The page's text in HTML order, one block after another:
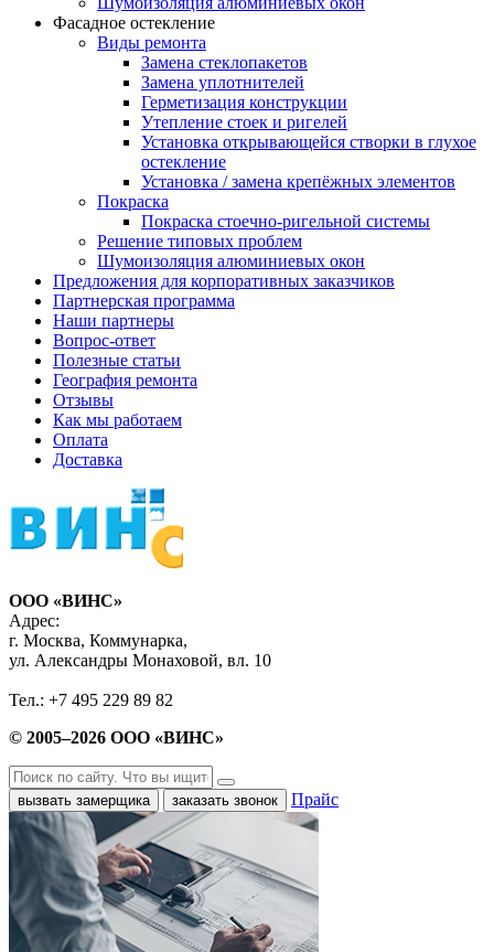
Фасадное остекление
Виды ремонта
Замена стеклопакетов
Замена уплотнителей
Герметизация конструкции
Утепление стоек и ригелей
Установка открывающейся створки в глухое
остекление
Установка / замена крепёжных элементов
Покраска
Покраска стоечно-ригельной системы
Решение типовых проблем
Шумоизоляция алюминиевых окон
Предложения для корпоративных заказчиков
Партнерская программа
Наши партнеры
Вопрос-ответ
Полезные статьи
География ремонта
Отзывы
Как мы работаем
Оплата
Доставка
ООО «ВИНС»
Адрес:
г. Москва, Коммунарка,
ул. Александры Монаховой, вл. 10
Тел.: +7 495 229 89 82
© 2005–2026 ООО «ВИНС»
вызвать замерщика заказать звонок Прайс